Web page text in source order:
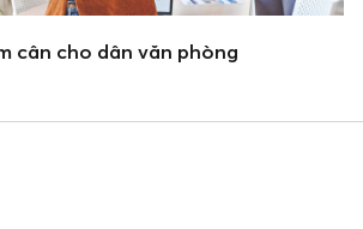
cân cho dân văn phòng